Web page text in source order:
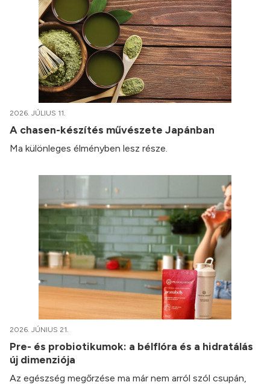
2026. JÚLIUS 11.
A chasen-készítés művészete Japánban
Ma különleges élményben lesz része.
2026. JÚNIUS 21.
Pre- és probiotikumok: a bélflóra és a hidratálás
új dimenziója
Az egészség megőrzése ma már nem arról szól csupán,